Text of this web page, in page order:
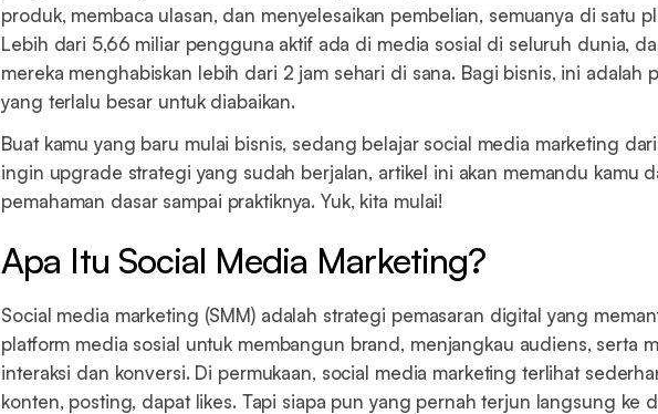
produk, membaca ulasan, dan menyelesaikan pembelian, semuanya di satu
Lebih dari 5,66 miliar pengguna aktif ada di media sosial di seluruh dunia,
mereka menghabiskan lebih dari 2 jam sehari di sana. Bagi bisnis, ini adalah
yang terlalu besar untuk diabaikan.
Buat kamu yang baru mulai bisnis, sedang belajar social media marketing
ingin upgrade strategi yang sudah berjalan, artikel ini akan memandu kamu
pemahaman dasar sampai praktiknya. Yuk, kita mulai!
Apa Itu Social Media Marketing?
Social media marketing (SMM) adalah strategi pemasaran digital yang
platform media sosial untuk membangun brand, menjangkau audiens, serta
interaksi dan konversi. Di permukaan, social media marketing terlihat
konten, posting, dapat likes. Tapi siapa pun yang pernah terjun langsung ke